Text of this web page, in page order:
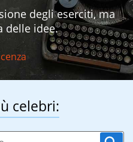
degli eserciti, ma
delle idee.
celebri: